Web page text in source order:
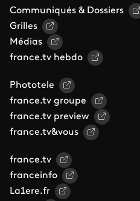
Communiqués & Dossiers
Grilles
Médias
france.tv hebdo
Phototele
france.tv groupe
france.tv preview
france.tv&vous
france.tv
franceinfo
La1ere.fr